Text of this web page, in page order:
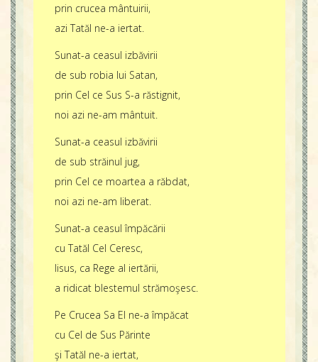
prin crucea mântuirii,
azi Tatăl ne-a iertat.
Sunat-a ceasul izbăvirii
de sub robia lui Satan,
prin Cel ce Sus S-a răstignit,
noi azi ne-am mântuit.
Sunat-a ceasul izbăvirii
de sub străinul jug,
prin Cel ce moartea a răbdat,
noi azi ne-am liberat.
Sunat-a ceasul împăcării
cu Tatăl Cel Ceresc,
Iisus, ca Rege al iertării,
a ridicat blestemul strămoşesc.
Pe Crucea Sa El ne-a împăcat
cu Cel de Sus Părinte
şi Tatăl ne-a iertat,